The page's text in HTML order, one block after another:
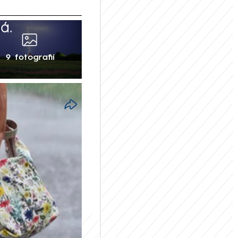
9 fotografií
budou
přijít